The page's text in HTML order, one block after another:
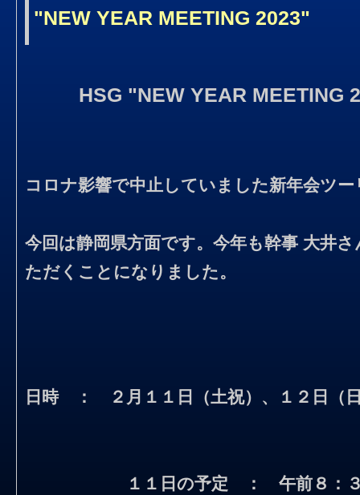
"NEW YEAR MEETING 2023"
HSG "NEW YEAR
コロナ影響で中止していました新年会ツ
今回は静岡県方面です。今年も幹事 大井
ただくことになりました。
日時 ： ２月１１日（土祝）、１２日（
１１日の予定 ： 午前８